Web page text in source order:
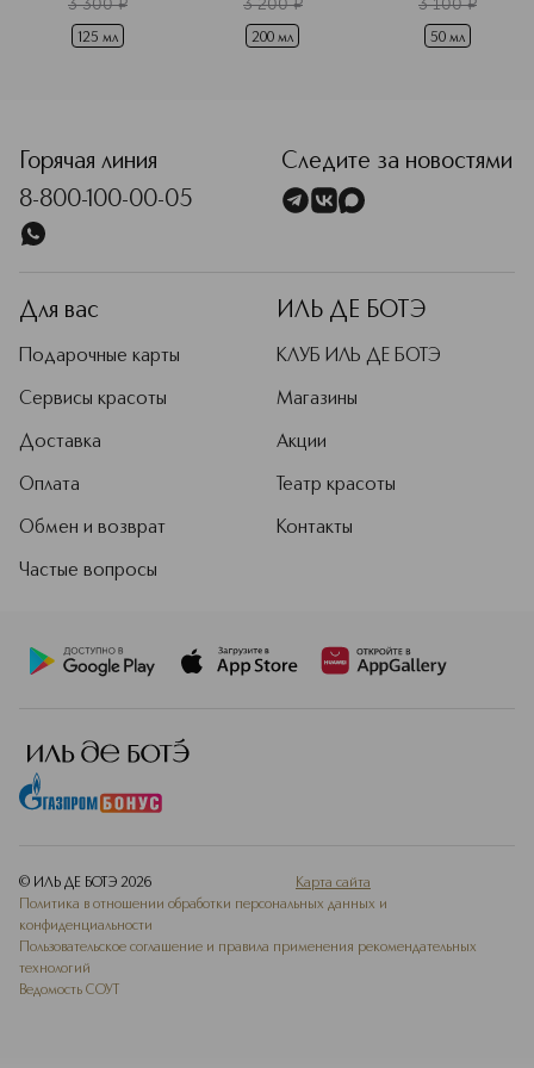
чувствительной
кожи
3 300 ¤
125 мл
3 200 ¤
200 мл
3 100 ¤
50 мл
Горячая линия
8-800-100-00-05
Следите за новостями
Для вас
Подарочные карты
Сервисы красоты
Доставка
Оплата
Обмен и возврат
Частые вопросы
ИЛЬ ДЕ БОТЭ
КЛУБ ИЛЬ ДЕ БОТЭ
Магазины
Акции
Театр красоты
Контакты
© ИЛЬ ДЕ БОТЭ 2026
Карта сайта
Политика в отношении обработки персональных данных и
конфиденциальности
Пользовательское соглашение и правила применения рекомендательных
технологий
Ведомость СОУТ